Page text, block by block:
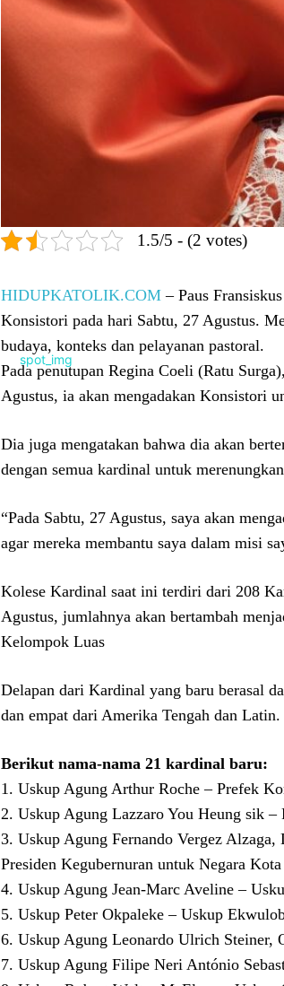
1.5/5 - (2 votes)
HIDUPKATOLIK.COM – Paus
Konsistori pada hari Sabtu, 27 Agustus.
budaya, konteks dan pelayanan pastoral.
Pada penutupan Regina Coeli (Ratu
Agustus, ia akan mengadakan Konsistori
Dia juga mengatakan bahwa dia akan
dengan semua kardinal untuk
“Pada Sabtu, 27 Agustus, saya akan
agar mereka membantu saya dalam misi
Kolese Kardinal saat ini terdiri dari 208
Agustus, jumlahnya akan bertambah
Kelompok Luas
Delapan dari Kardinal yang baru berasal
dan empat dari Amerika Tengah dan Latin.
Berikut nama-nama 21 kardinal baru:
1. Uskup Agung Arthur Roche – Prefek
2. Uskup Agung Lazzaro You Heung sik
3. Uskup Agung Fernando Vergez
Presiden Kegubernuran untuk Negara
4. Uskup Agung Jean-Marc Aveline –
5. Uskup Peter Okpaleke – Uskup
6. Uskup Agung Leonardo Ulrich
7. Uskup Agung Filipe Neri António